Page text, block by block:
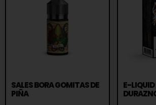
SALES BORA GOMITAS DE
PIÑA
E-